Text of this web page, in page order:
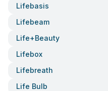
Lifebasis
Lifebeam
Life+beauty
Lifebox
Lifebreath
Life Bulb